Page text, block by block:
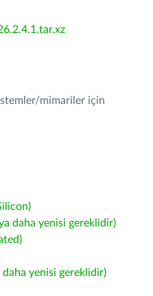
mimariler için
daha yenisi gereklidir)
yenisi gereklidir)